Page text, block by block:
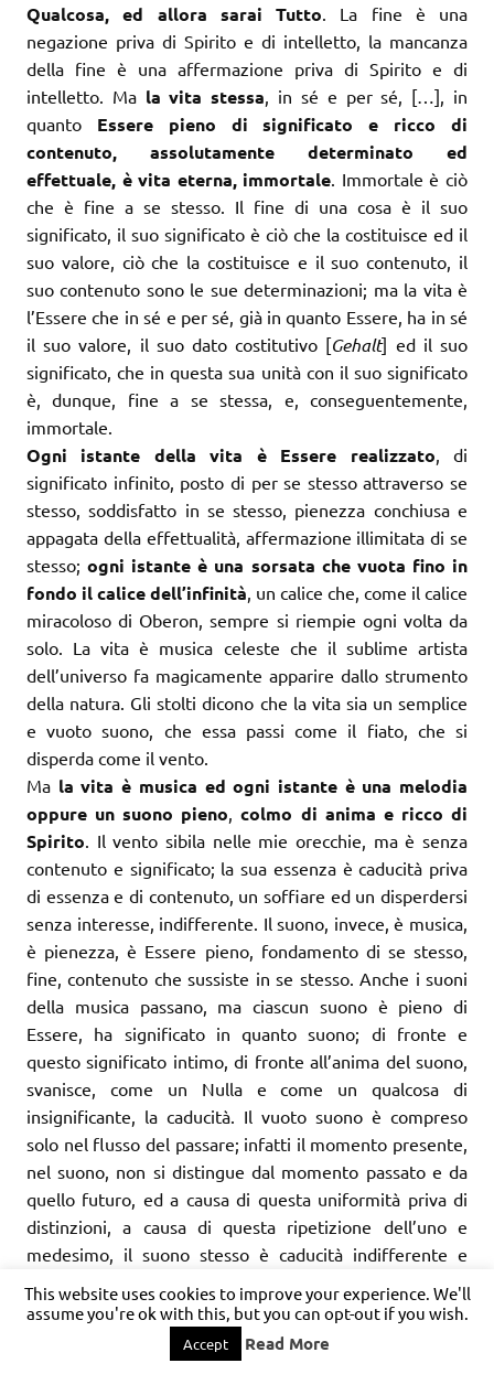
Qualcosa, ed allora sarai Tutto . La fine è una
negazione priva di Spirito e di intelletto, la mancanza
della fine è una affermazione priva di Spirito e di
intelletto. Ma la vita stessa , in sé e per sé, […], in
quanto Essere pieno di significato e ricco di
contenuto, assolutamente determinato ed
effettuale, è vita eterna, immortale . Immortale è ciò
che è fine a se stesso. Il fine di una cosa è il suo
significato, il suo significato è ciò che la costituisce ed il
suo valore, ciò che la costituisce e il suo contenuto, il
suo contenuto sono le sue determinazioni; ma la vita è
l’Essere che in sé e per sé, già in quanto Essere, ha in sé
il suo valore, il suo dato costitutivo [Gehalt] ed il suo
significato, che in questa sua unità con il suo significato
è, dunque, fine a se stessa, e, conseguentemente,
immortale.
Ogni istante della vita è Essere realizzato , di
significato infinito, posto di per se stesso attraverso se
stesso, soddisfatto in se stesso, pienezza conchiusa e
appagata della effettualità, affermazione illimitata di se
stesso;ogni istante è una sorsata che vuota fino in
fondo il calice dell’infinità , un calice che, come il calice
miracoloso di Oberon, sempre si riempie ogni volta da
solo. La vita è musica celeste che il sublime artista
dell’universo fa magicamente apparire dallo strumento
della natura. Gli stolti dicono che la vita sia un semplice
e vuoto suono, che essa passi come il fiato, che si
disperda come il vento.
Ma la vita è musica ed ogni istante è una melodia
oppure un suono pieno ,colmo di anima e ricco di
Spirito . Il vento sibila nelle mie orecchie, ma è senza
contenuto e significato; la sua essenza è caducità priva
di essenza e di contenuto, un soffiare ed un disperdersi
senza interesse, indifferente. Il suono, invece, è musica,
è pienezza, è Essere pieno, fondamento di se stesso,
fine, contenuto che sussiste in se stesso. Anche i suoni
della musica passano, ma ciascun suono è pieno di
Essere, ha significato in quanto suono; di fronte e
questo significato intimo, di fronte all’anima del suono,
svanisce, come un Nulla e come un qualcosa di
insignificante, la caducità. Il vuoto suono è compreso
solo nel flusso del passare; infatti il momento presente,
nel suono, non si distingue dal momento passato e da
quello futuro, ed a causa di questa uniformità priva di
distinzioni, a causa di questa ripetizione dell’uno e
medesimo, il suono stesso è caducità indifferente e
colmo di contenuto, è un momento temporale
determinato, differenziato; questa pienezza, questo
contenuto, è il suo fine ed il suo significato; con questa
This website uses cookies to improve your experience. We'll
assume you're ok with this, but you can opt-out if you wish.
Accept Read More